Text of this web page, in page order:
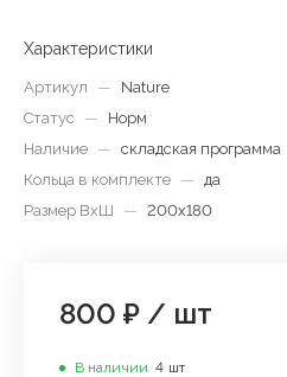
Характеристики
Артикул —
Nature
Статус
—
Норм
Наличие — складская программа
Кольца в комплекте — да
Размер ВхШ
— 200х180
800 ₽ / шт
В наличии 4 шт